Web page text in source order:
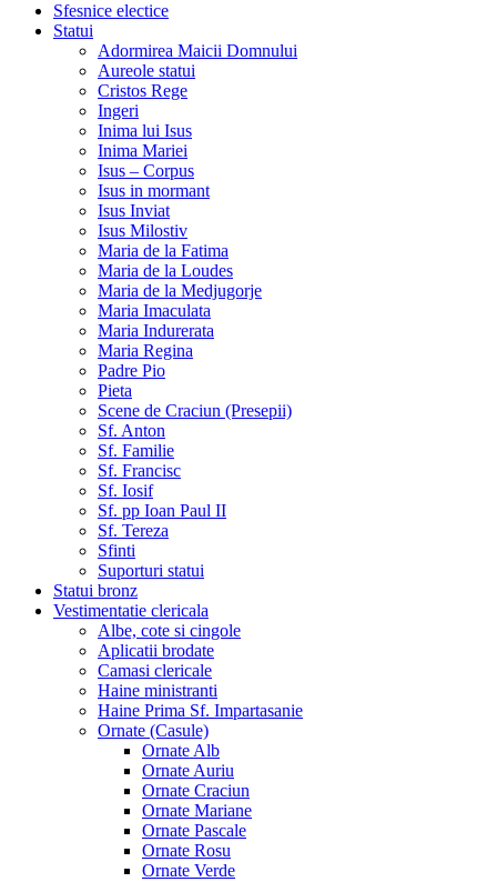
Sfesnice electice
Statui
Adormirea Maicii Domnului
Aureole statui
Cristos Rege
Ingeri
Inima lui Isus
Inima Mariei
Isus – Corpus
Isus in mormant
Isus Inviat
Isus Milostiv
Maria de la Fatima
Maria de la Loudes
Maria de la Medjugorje
Maria Imaculata
Maria Indurerata
Maria Regina
Padre Pio
Pieta
Scene de Craciun (Presepii)
Sf. Anton
Sf. Familie
Sf. Francisc
Sf. Iosif
Sf. pp Ioan Paul II
Sf. Tereza
Sfinti
Suporturi statui
Statui bronz
Vestimentatie clericala
Albe, cote si cingole
Aplicatii brodate
Camasi clericale
Haine ministranti
Haine Prima Sf. Impartasanie
Ornate (Casule)
Ornate Alb
Ornate Auriu
Ornate Craciun
Ornate Mariane
Ornate Pascale
Ornate Rosu
Ornate Verde